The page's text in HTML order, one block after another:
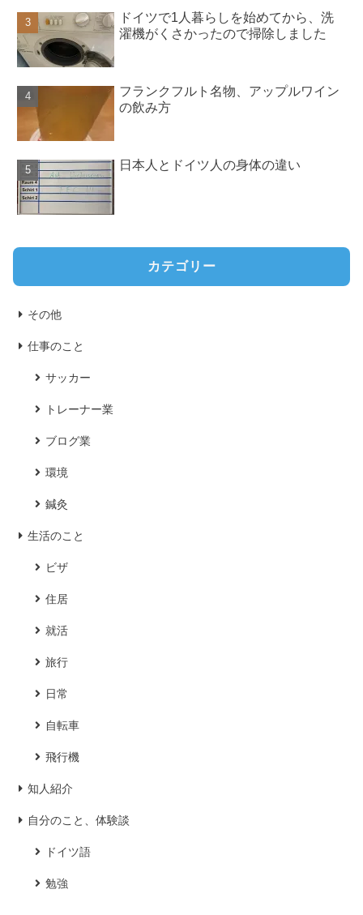
ドイツで1人暮らしを始めてから、洗
濯機がくさかったので掃除しました
フランクフルト名物、アップルワイン
の飲み方
日本人とドイツ人の身体の違い
カテゴリー
その他
仕事のこと
サッカー
トレーナー業
ブログ業
環境
鍼灸
生活のこと
ビザ
住居
就活
旅行
日常
自転車
飛行機
知人紹介
自分のこと、体験談
ドイツ語
勉強